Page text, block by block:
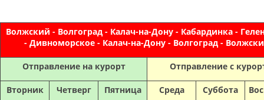
Волжский - Волгоград - Калач-на-Дону - Кабардинка -
- Дивноморское - Калач-на-Дону - Волгоград -
Отправление на курорт Отправление с
Вторник Четверг Пятница Среда Суббота